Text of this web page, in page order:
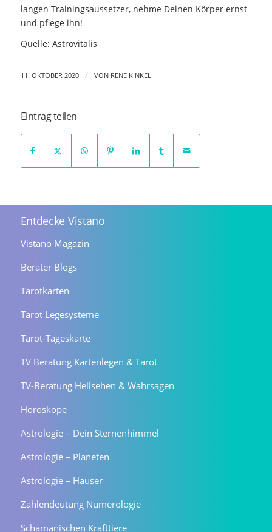
langen Trainingsaussetzer, nehme Deinen Körper ernst
und pflege ihn!
Quelle: Astrovitalis
11. OKTOBER 2020 / VON RENE KINKEL
Eintrag teilen
Entdecke Vistano
Vistano Magazin
Berater Blogs
Tarotkarten
Tarot Legesysteme
Tarot-Tageskarte
TV Beratung Kartenlegen & Tarot
TV-Beratung Hellsehen & Wahrsagen
Horoskope
Astrologie – Dein Sternenhimmel
Astrologie – Planeten
Astrologie – Häuser
Zahlendeutung Numerologie
Schamanischen Krafttiere